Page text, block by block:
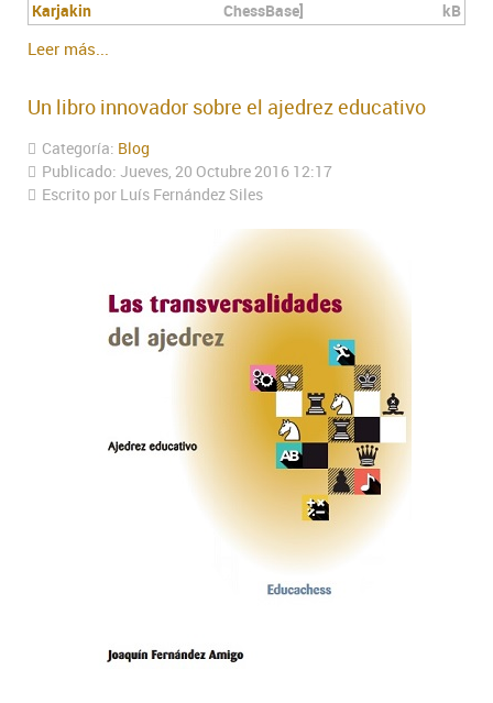
Karjakin
ChessBase]
kB
Leer más...
Un libro innovador sobre el ajedrez educativo
Categoría: Blog
Publicado: Jueves, 20 Octubre 2016 12:17
Escrito por Luís Fernández Siles